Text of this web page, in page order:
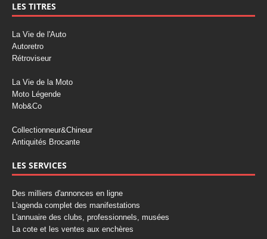
LES TITRES
La Vie de l'Auto
Autoretro
Rétroviseur
La Vie de la Moto
Moto Légende
Mob&Co
Collectionneur&Chineur
Antiquités Brocante
LES SERVICES
Des milliers d'annonces en ligne
L'agenda complet des manifestations
L'annuaire des clubs, professionnels, musées
La cote et les ventes aux enchères